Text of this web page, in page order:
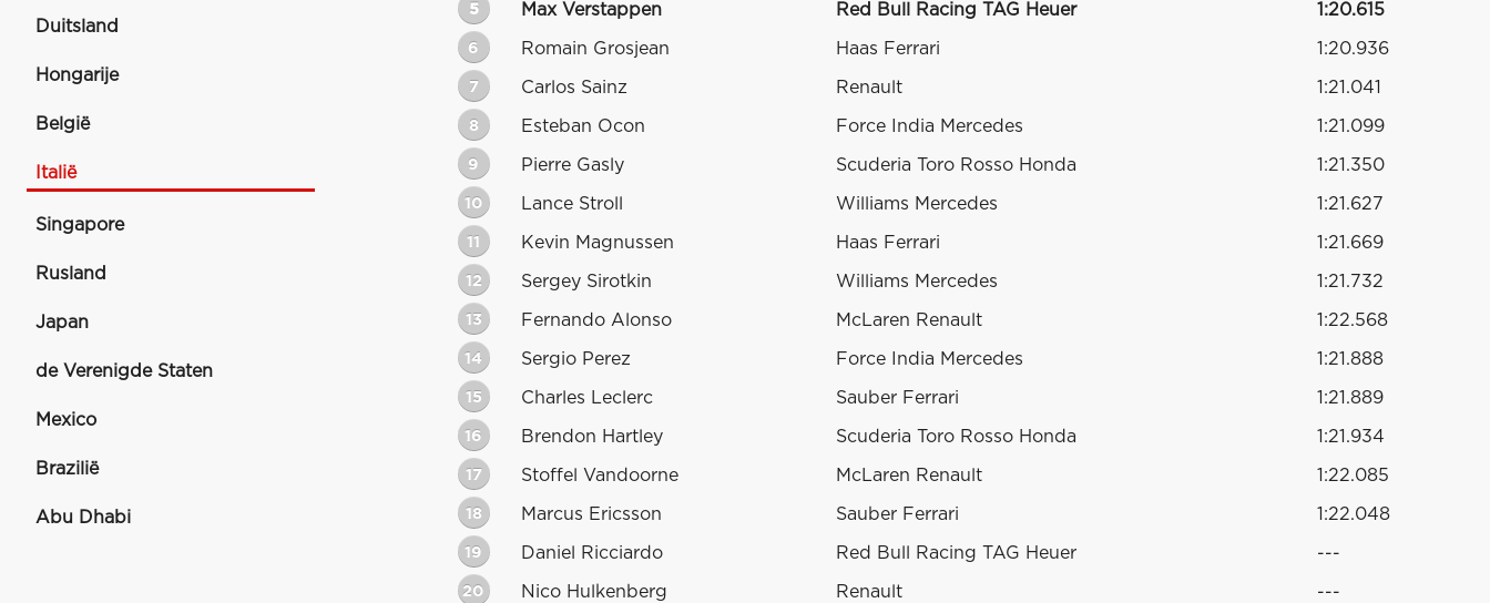
Duitsland
Hongarije
België
Italië
Singapore
Rusland
Japan
de Verenigde Staten
Mexico
Brazilië
Abu Dhabi
5 Max Verstappen Red Bull Racing TAG Heuer 1:20.615
6 Romain Grosjean Haas Ferrari 1:20.936
7 Carlos Sainz Renault 1:21.041
8 Esteban Ocon Force India Mercedes 1:21.099
9 Pierre Gasly Scuderia Toro Rosso Honda 1:21.350
10 Lance Stroll Williams Mercedes 1:21.627
11 Kevin Magnussen Haas Ferrari 1:21.669
12 Sergey Sirotkin Williams Mercedes 1:21.732
13 Fernando Alonso McLaren Renault 1:22.568
14 Sergio Perez Force India Mercedes 1:21.888
15 Charles Leclerc Sauber Ferrari 1:21.889
16 Brendon Hartley Scuderia Toro Rosso Honda 1:21.934
17 Stoffel Vandoorne McLaren Renault 1:22.085
18 Marcus Ericsson Sauber Ferrari 1:22.048
19 Daniel Ricciardo Red Bull Racing TAG Heuer ---
20 Nico Hulkenberg Renault ---